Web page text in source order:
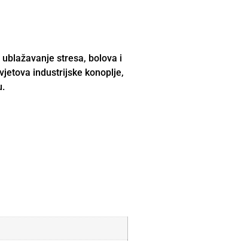
stresa, bolova i
industrijske konoplje,